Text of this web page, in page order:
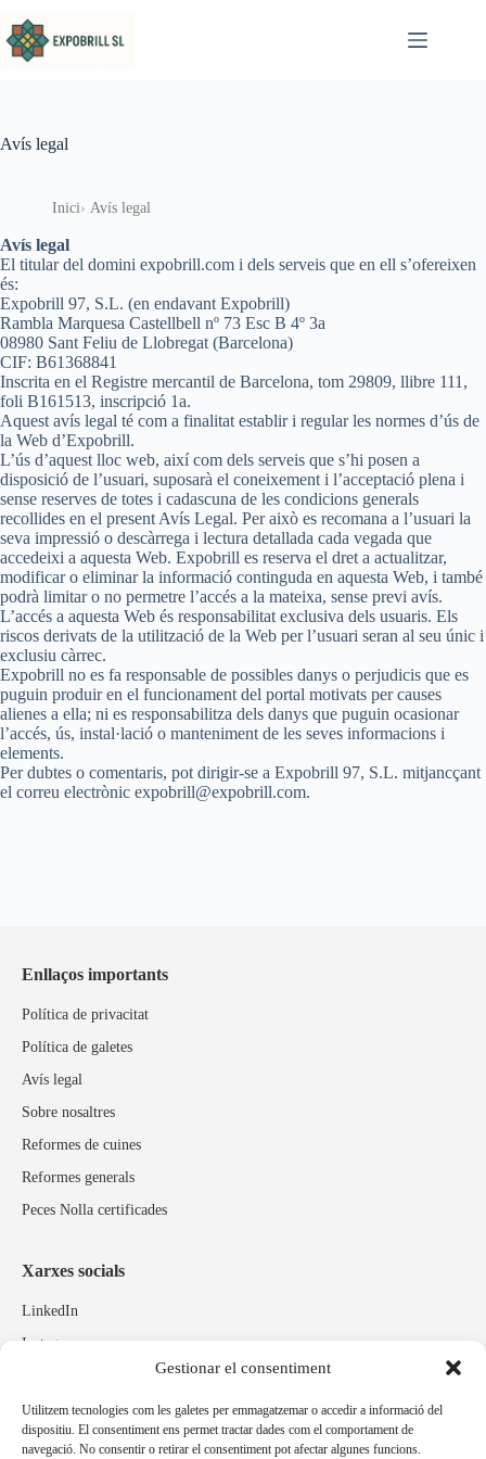
Gestionar el consentiment
Utilitzem tecnologies com les galetes per emmagatzemar o accedir a informació del
dispositiu. El consentiment ens permet tractar dades com el comportament de
navegació. No consentir o retirar el consentiment pot afectar algunes funcions.
Avís legal
Inici Avís legal
Avís legal
El titular del domini expobrill.com i dels serveis que en ell s’ofereixen
és:
Expobrill 97, S.L. (en endavant Expobrill)
Rambla Marquesa Castellbell nº 73 Esc B 4º 3a
08980 Sant Feliu de Llobregat (Barcelona)
CIF: B61368841
Inscrita en el Registre mercantil de Barcelona, tom 29809, llibre 111,
foli B161513, inscripció 1a.
Aquest avís legal té com a finalitat establir i regular les normes d’ús de
la Web d’Expobrill.
L’ús d’aquest lloc web, així com dels serveis que s’hi posen a
disposició de l’usuari, suposarà el coneixement i l’acceptació plena i
sense reserves de totes i cadascuna de les condicions generals
recollides en el present Avís Legal. Per això es recomana a l’usuari la
seva impressió o descàrrega i lectura detallada cada vegada que
accedeixi a aquesta Web. Expobrill es reserva el dret a actualitzar,
modificar o eliminar la informació continguda en aquesta Web, i també
podrà limitar o no permetre l’accés a la mateixa, sense previ avís.
L’accés a aquesta Web és responsabilitat exclusiva dels usuaris. Els
riscos derivats de la utilització de la Web per l’usuari seran al seu únic i
exclusiu càrrec.
Expobrill no es fa responsable de possibles danys o perjudicis que es
puguin produir en el funcionament del portal motivats per causes
alienes a ella; ni es responsabilitza dels danys que puguin ocasionar
l’accés, ús, instal·lació o manteniment de les seves informacions i
elements.
Per dubtes o comentaris, pot dirigir-se a Expobrill 97, S.L. mitjancçant
el correu electrònic expobrill@expobrill.com.
Enllaços importants
Política de privacitat
Política de galetes
Avís legal
Sobre nosaltres
Reformes de cuines
Reformes generals
Peces Nolla certificades
Xarxes socials
LinkedIn
Instagram
Marques relacionades